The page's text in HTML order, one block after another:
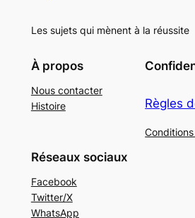
Les sujets qui mènent à la réussite
À propos
Nous contacter
Histoire
Règles
Réseaux sociaux
Facebook
Twitter/X
WhatsApp